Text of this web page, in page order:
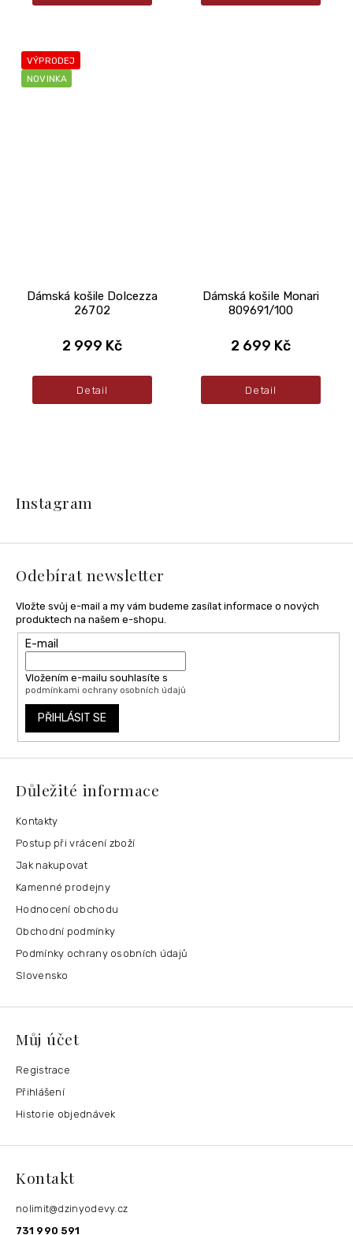
VÝPRODEJ
NOVINKA
Dámská košile Dolcezza
26702
2 999 Kč
Detail
Dámská košile Monari
809691/100
2 699 Kč
Detail
t
Instagram
Odebírat newsletter
Vložte svůj e-mail a my vám budeme zasílat informace o nových
produktech na našem e-shopu.
E-mail
Vložením e-mailu souhlasíte s
podmínkami ochrany osobních údajů
PŘIHLÁSIT SE
Důležité informace
Kontakty
Postup při vrácení zboží
Jak nakupovat
Kamenné prodejny
Hodnocení obchodu
Obchodní podmínky
Podmínky ochrany osobních údajů
Slovensko
Můj účet
Registrace
Přihlášení
Historie objednávek
Kontakt
nolimit@dzinyodevy.cz
731 990 591